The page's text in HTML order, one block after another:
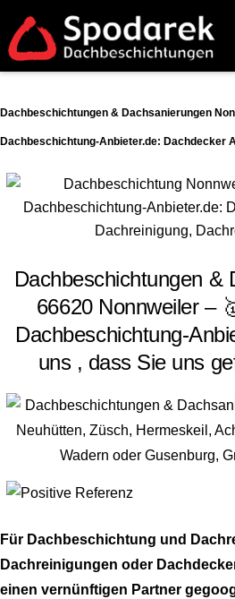
Dachbeschichtungen & Dachsanierungen
Dachbeschichtung-Anbieter.de: Dachdecker
Dachbeschichtungen &
66620 Nonnweiler –
Dachbeschichtung-
uns , dass Sie uns
Für Dachbeschichtung und
Dachreinigungen oder
einen vernünftigen Partner